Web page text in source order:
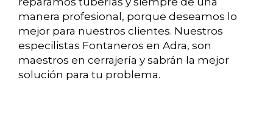
manera profesional, porque deseamos lo
mejor para nuestros clientes. Nuestros
especilistas Fontaneros en Adra, son
maestros en cerrajería y sabrán la mejor
solución para tu problema.